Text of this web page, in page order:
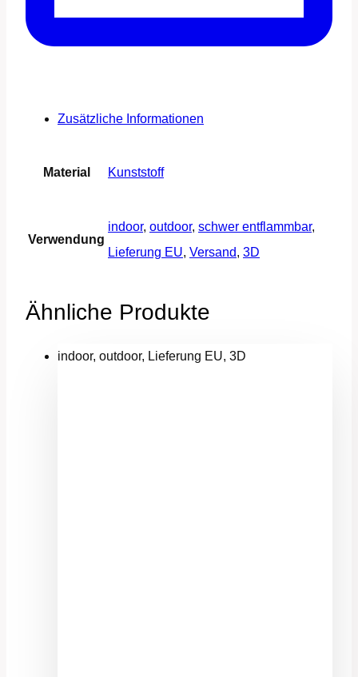
Zusätzliche Informationen
Material Kunststoff
Verwendung
indoor, outdoor, schwer entflammbar,
Lieferung EU, Versand, 3D
Ähnliche Produkte
indoor, outdoor, Lieferung EU, 3D